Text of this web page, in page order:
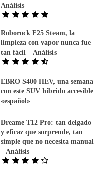
Análisis
Roborock F25 Steam, la
limpieza con vapor nunca fue
tan fácil – Análisis
EBRO S400 HEV, una semana
con este SUV híbrido accesible
«español»
Dreame T12 Pro: tan delgado
y eficaz que sorprende, tan
simple que no necesita manual
– Análisis